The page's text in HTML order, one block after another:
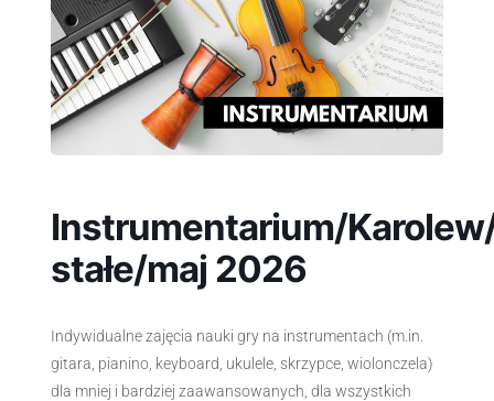
Instrumentarium/
stałe/maj 2026
Indywidualne zajęcia nauki gry na instrumentach (m.in.
gitara, pianino, keyboard, ukulele, skrzypce, wiolonczela)
dla mniej i bardziej zaawansowanych, dla wszystkich